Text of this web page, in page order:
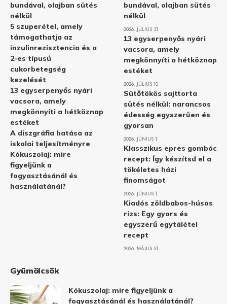
bundával, olajban sütés
nélkül
5 szuperétel, amely
támogathatja az
inzulinrezisztencia és a
2-es típusú
cukorbetegség
kezelését
13 egyserpenyős nyári
vacsora, amely
megkönnyíti a hétköznap
estéket
A diszgráfia hatása az
iskolai teljesítményre
Kókuszolaj: mire
figyeljünk a
fogyasztásánál és
használatánál?
bundával, olajban sütés
nélkül
2026. JÚLIUS 31.
13 egyserpenyős nyári
vacsora, amely
megkönnyíti a hétköznap
estéket
2026. JÚLIUS 10.
Sütőtökös sajttorta
sütés nélkül: narancsos
édesség egyszerűen és
gyorsan
2026. JÚNIUS 1.
Klasszikus epres gombóc
recept: Így készítsd el a
tökéletes házi
finomságot
2026. JÚNIUS 1.
Kiadós zöldbabos-húsos
rizs: Egy gyors és
egyszerű egytálétel
recept
2026. MÁJUS 31.
Gyümölcsök
Kókuszolaj: mire figyeljünk a
fogyasztásánál és használatánál?